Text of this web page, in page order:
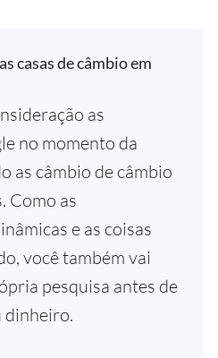
casas de câmbio em
as
no momento da
as câmbio de câmbio
Como as
e as coisas
você também vai
pesquisa antes de
dinheiro.